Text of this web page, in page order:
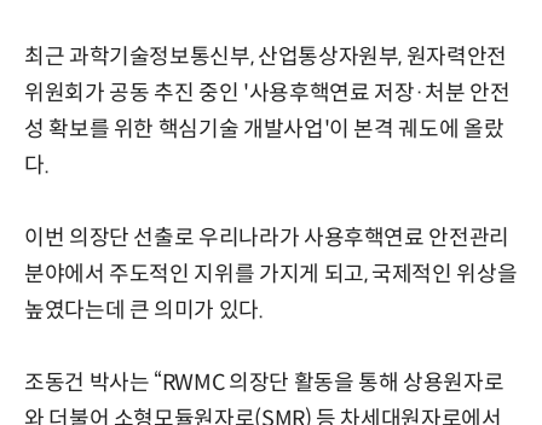
최근 과학기술정보통신부, 산업통상자원부, 원자력안전
위원회가 공동 추진 중인 '사용후핵연료 저장·처분 안전
성 확보를 위한 핵심기술 개발사업'이 본격 궤도에 올랐
다.
이번 의장단 선출로 우리나라가 사용후핵연료 안전관리
분야에서 주도적인 지위를 가지게 되고, 국제적인 위상을
높였다는데 큰 의미가 있다.
조동건 박사는 “RWMC 의장단 활동을 통해 상용원자로
와 더불어 소형모듈원자로(SMR) 등 차세대원자로에서